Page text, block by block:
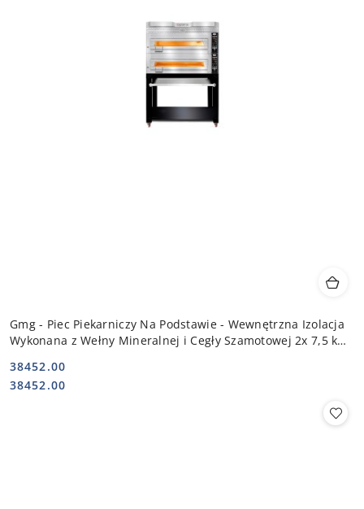
Gmg - Piec Piekarniczy Na Podstawie - Wewnętrzna Izolacja
Wykonana z Wełny Mineralnej i Cegły Szamotowej 2x 7,5 kW
Cena:
38452.00
Cena:
38452.00